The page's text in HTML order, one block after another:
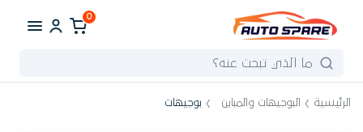
0
الرئيسية البوجيهات والمباين بوجيهات